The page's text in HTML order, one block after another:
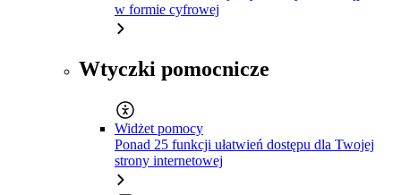
w formie cyfrowej
Wtyczki pomocnicze
Widżet pomocy
Ponad 25 funkcji ułatwień dostępu dla Twojej
strony internetowej